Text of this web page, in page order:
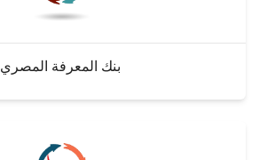
بنك المعرفة المصري